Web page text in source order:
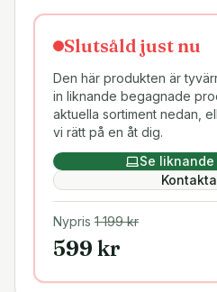
Slutsåld just nu
Den här produkten är
in liknande begagnade
aktuella sortiment nedan,
vi rätt på en åt dig.
Se
Nypris 1 199kr
599 kr